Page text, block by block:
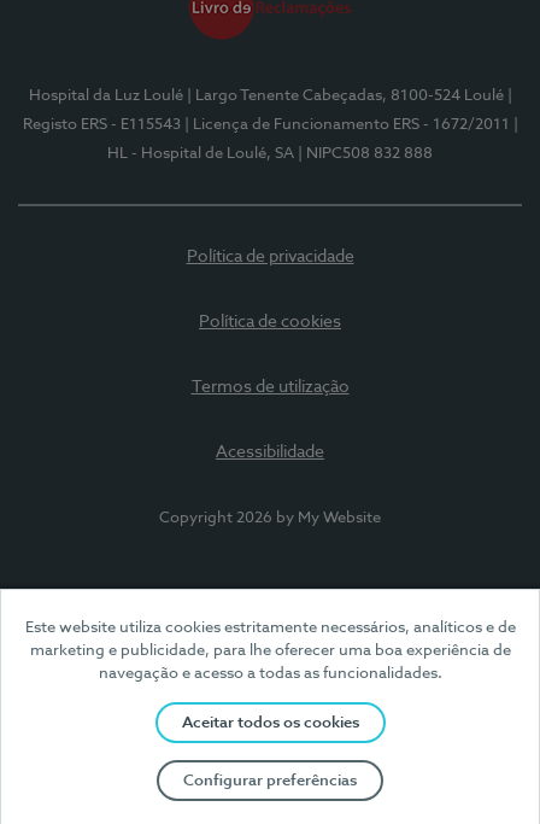
Este website utiliza cookies estritamente necessários, analíticos e de
marketing e publicidade, para lhe oferecer uma boa experiência de
navegação e acesso a todas as funcionalidades.
Aceitar todos os cookies
Configurar preferências
Hospital da Luz Loulé | Largo Tenente Cabeçadas, 8100-524 Loulé
Registo ERS - E115543
| Licença de Funcionamento ERS - 1672/2011
HL - Hospital de Loulé, SA
| NIPC508 832 888
Política de privacidade
Política de cookies
Termos de utilização
Acessibilidade
Copyright 2026 by My Website